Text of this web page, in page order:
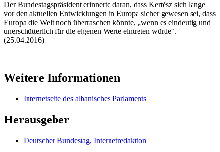
Der Bundestagspräsident erinnerte daran, dass Kertész sich lange
vor den aktuellen Entwicklungen in Europa sicher gewesen sei, dass
Europa die Welt noch überraschen könnte, „wenn es eindeutig und
unerschütterlich für die eigenen Werte eintreten würde“.
(25.04.2016)
Weitere Informationen
Internetseite des albanisches Parlaments
Herausgeber
Deutscher Bundestag, Internetredaktion